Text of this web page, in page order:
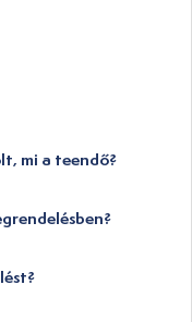
mi a teendő?